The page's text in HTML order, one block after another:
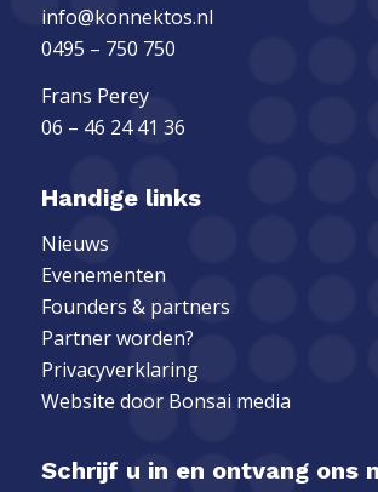
info@konnektos.nl
0495 – 750 750
Frans Perey
06 – 46 24 41 36
Handige links
Nieuws
Evenementen
Founders & partners
Partner worden?
Privacyverklaring
Website door Bonsai media
Schrijf u in en ontvang ons